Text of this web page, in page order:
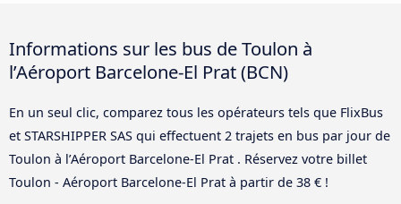
Informations sur les bus de Toulon à
l’Aéroport Barcelone-El Prat (BCN)
En un seul clic, comparez tous les opérateurs tels que FlixBus
et STARSHIPPER SAS qui effectuent 2 trajets en bus par jour de
Toulon à l’Aéroport Barcelone-El Prat . Réservez votre billet
Toulon - Aéroport Barcelone-El Prat à partir de 38 € !